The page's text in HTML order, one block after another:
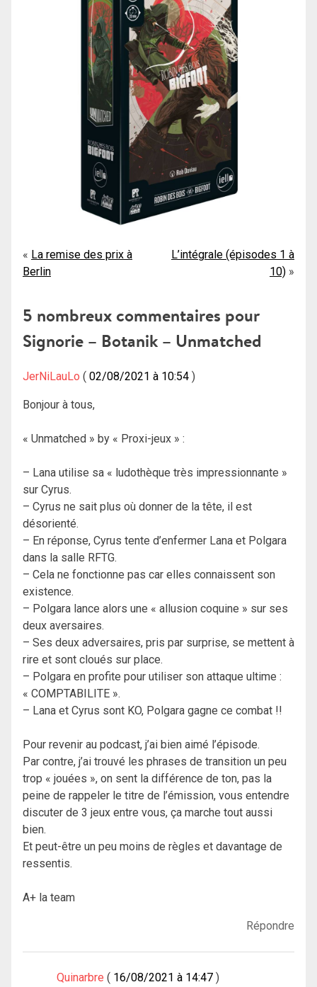
Navigation
de
l’article
La remise des prix à
Berlin
L’intégrale (épisodes 1 à
10)
5 nombreux commentaires pour
Signorie – Botanik – Unmatched
JerNiLauLo 02/08/2021 à 10:54
Bonjour à tous,
« Unmatched » by « Proxi-jeux » :
– Lana utilise sa « ludothèque très impressionnante »
sur Cyrus.
– Cyrus ne sait plus où donner de la tête, il est
désorienté.
– En réponse, Cyrus tente d’enfermer Lana et Polgara
dans la salle RFTG.
– Cela ne fonctionne pas car elles connaissent son
existence.
– Polgara lance alors une « allusion coquine » sur ses
deux aversaires.
– Ses deux adversaires, pris par surprise, se mettent à
rire et sont cloués sur place.
– Polgara en profite pour utiliser son attaque ultime :
« COMPTABILITE ».
– Lana et Cyrus sont KO, Polgara gagne ce combat !!
Pour revenir au podcast, j’ai bien aimé l’épisode.
Par contre, j’ai trouvé les phrases de transition un peu
trop « jouées », on sent la différence de ton, pas la
peine de rappeler le titre de l’émission, vous entendre
discuter de 3 jeux entre vous, ça marche tout aussi
bien.
Et peut-être un peu moins de règles et davantage de
ressentis.
A+ la team
Répondre
Quinarbre 16/08/2021 à 14:47